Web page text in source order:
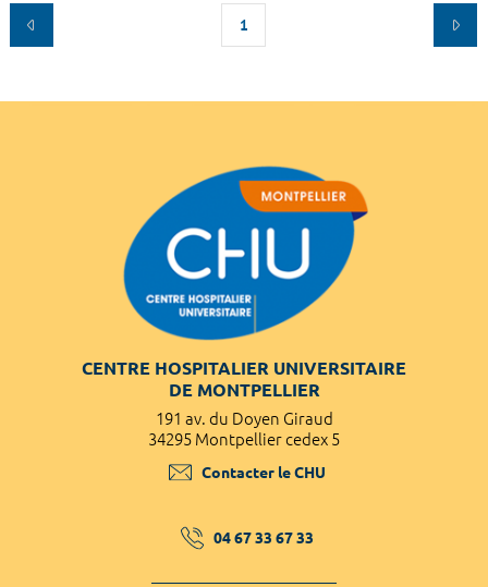
1
CENTRE HOSPITALIER UNIVERSITAIRE
DE MONTPELLIER
191 av. du Doyen Giraud
34295 Montpellier cedex 5
Contacter le CHU
04 67 33 67 33